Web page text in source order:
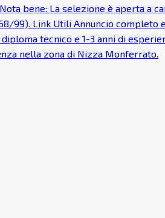
bene: La selezione è aperta a
Link Utili Annuncio completo
tecnico e 1-3 anni di
nella zona di Nizza Monferrato.